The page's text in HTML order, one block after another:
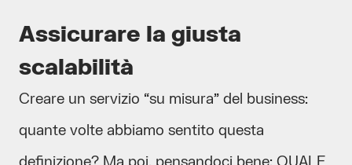
Assicurare la giusta
scalabilità
Creare un servizio “su misura” del business:
quante volte abbiamo sentito questa